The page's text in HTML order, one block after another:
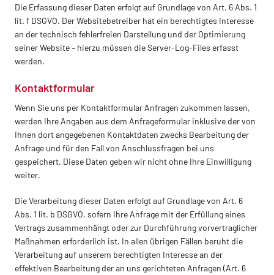
Die Erfassung dieser Daten erfolgt auf Grundlage von Art. 6 Abs. 1
lit. f DSGVO. Der Websitebetreiber hat ein berechtigtes Interesse
an der technisch fehlerfreien Darstellung und der Optimierung
seiner Website – hierzu müssen die Server-Log-Files erfasst
werden.
Kontaktformular
Wenn Sie uns per Kontaktformular Anfragen zukommen lassen,
werden Ihre Angaben aus dem Anfrageformular inklusive der von
Ihnen dort angegebenen Kontaktdaten zwecks Bearbeitung der
Anfrage und für den Fall von Anschlussfragen bei uns
gespeichert. Diese Daten geben wir nicht ohne Ihre Einwilligung
weiter.
Die Verarbeitung dieser Daten erfolgt auf Grundlage von Art. 6
Abs. 1 lit. b DSGVO, sofern Ihre Anfrage mit der Erfüllung eines
Vertrags zusammenhängt oder zur Durchführung vorvertraglicher
Maßnahmen erforderlich ist. In allen übrigen Fällen beruht die
Verarbeitung auf unserem berechtigten Interesse an der
effektiven Bearbeitung der an uns gerichteten Anfragen (Art. 6